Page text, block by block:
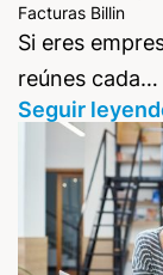
Facturas Billin
Si eres
reúnes cada…
Seguir